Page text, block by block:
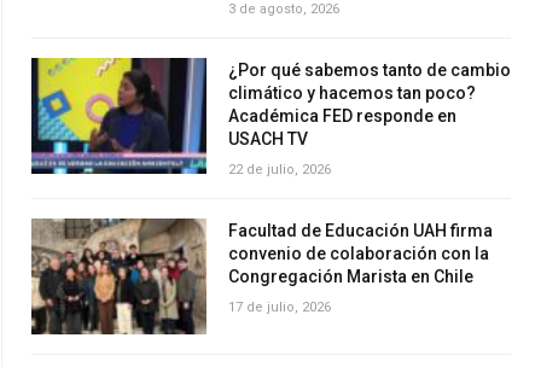
3 de agosto, 2026
¿Por qué sabemos tanto de cambio
climático y hacemos tan poco?
Académica FED responde en
USACH TV
22 de julio, 2026
Facultad de Educación UAH firma
convenio de colaboración con la
Congregación Marista en Chile
17 de julio, 2026